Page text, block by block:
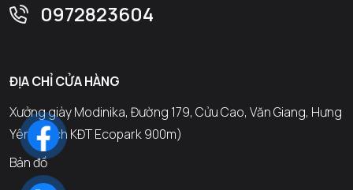
0972823604
ĐỊA CHỈ CỬA HÀNG
Xưởng giày Modinika, Đường 179, Cửu Cao, Văn Giang, Hưng
Yên (Cách KĐT Ecopark 900m)
Bản đồ